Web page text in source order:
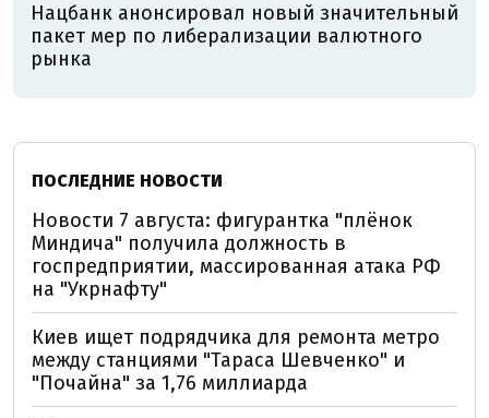
Нацбанк анонсировал новый значительный
пакет мер по либерализации валютного
рынка
ПОСЛЕДНИЕ НОВОСТИ
Новости 7 августа: фигурантка "плёнок
Миндича" получила должность в
госпредприятии, массированная атака РФ
на "Укрнафту"
Киев ищет подрядчика для ремонта метро
между станциями "Тараса Шевченко" и
"Почайна" за 1,76 миллиарда